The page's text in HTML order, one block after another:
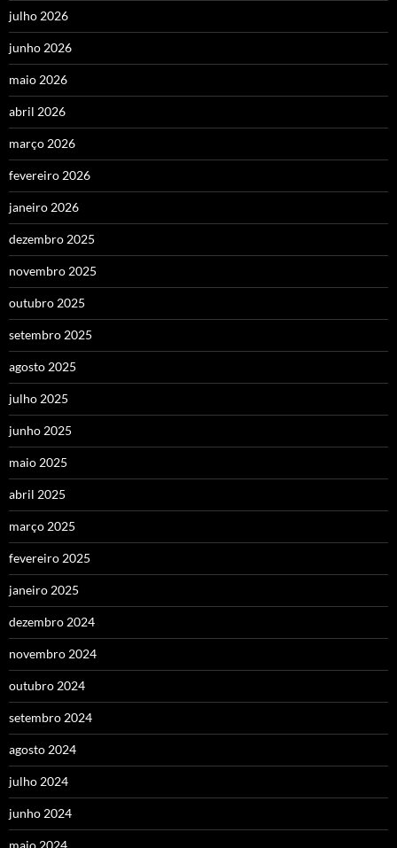
julho 2026
junho 2026
maio 2026
abril 2026
março 2026
fevereiro 2026
janeiro 2026
dezembro 2025
novembro 2025
outubro 2025
setembro 2025
agosto 2025
julho 2025
junho 2025
maio 2025
abril 2025
março 2025
fevereiro 2025
janeiro 2025
dezembro 2024
novembro 2024
outubro 2024
setembro 2024
agosto 2024
julho 2024
junho 2024
maio 2024